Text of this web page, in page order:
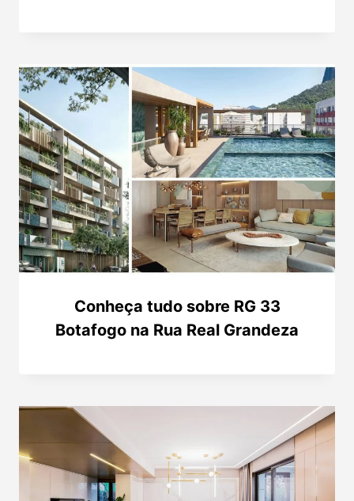
Conheça tudo sobre RG 33
Botafogo na Rua Real Grandeza